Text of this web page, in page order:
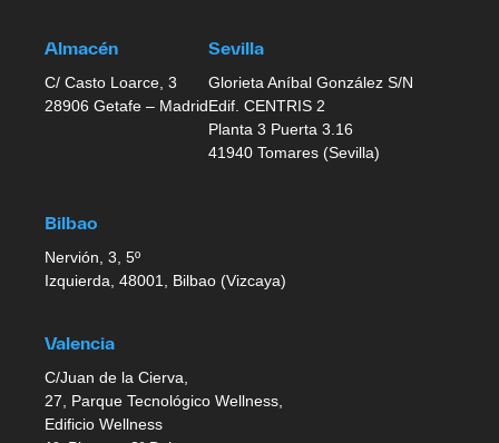
Almacén
C/ Casto Loarce, 3
28906 Getafe – Madrid
Sevilla
Glorieta Aníbal González S/N
Edif. CENTRIS 2
Planta 3 Puerta 3.16
41940 Tomares (Sevilla)
Bilbao
Nervión, 3, 5º
Izquierda, 48001, Bilbao (Vizcaya)
Valencia
C/Juan de la Cierva,
27, Parque Tecnológico Wellness,
Edificio Wellness